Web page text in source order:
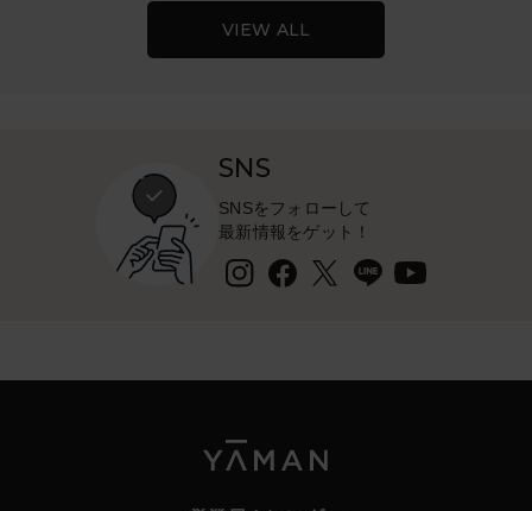
お客様に商品を滞りなくお届けするために
応をお願いいたします。
【支払い方法変更方法】
マイページへログイン
ご希望のお支払い方法を選択し、情報更新
VIEW ALL
SNS
SNSをフォローして
最新情報をゲット！